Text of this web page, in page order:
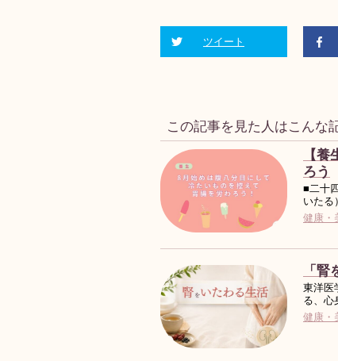
ツイート
この記事を見た人はこんな
【
ろう
■二十
いたる
健康・
「腎
東洋医
る、心
健康・